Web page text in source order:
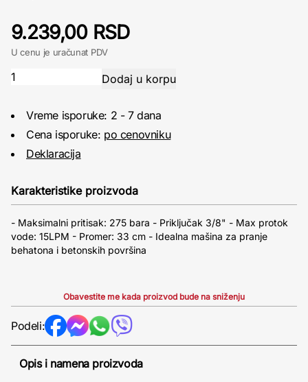
9.239,00 RSD
U cenu je uračunat PDV
Vreme isporuke: 2 - 7 dana
Cena isporuke: po cenovniku
Deklaracija
Karakteristike proizvoda
- Maksimalni pritisak: 275 bara - Priključak 3/8" - Max protok
vode: 15LPM - Promer: 33 cm - Idealna mašina za pranje
behatona i betonskih površina
Obavestite me kada proizvod bude na sniženju
Podeli:
Opis i namena proizvoda